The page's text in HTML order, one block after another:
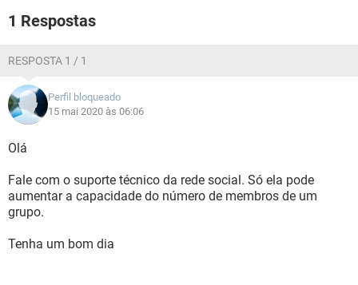
1 Respostas
RESPOSTA 1 / 1
Perfil bloqueado
15 mai 2020 às 06:06
Olá
Fale com o suporte técnico da rede social. Só ela pode
aumentar a capacidade do número de membros de um
grupo.
Tenha um bom dia